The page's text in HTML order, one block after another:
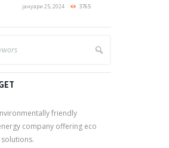
јануари 25, 2024 3765
friendly
company offering eco